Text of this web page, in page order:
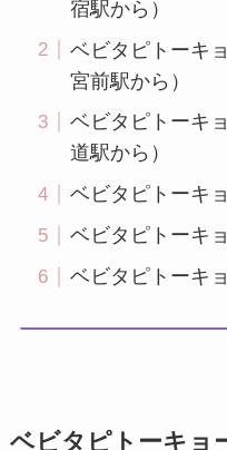
宿駅から）
ベビタピトーキ
宮前駅から）
ベビタピトーキ
道駅から）
ベビタピトーキ
ベビタピトーキ
ベビタピトーキ
ベビタピトーキョ